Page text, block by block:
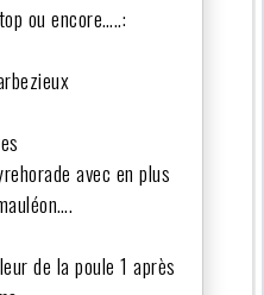
ou encore…..:
avec en plus
de la poule 1 après